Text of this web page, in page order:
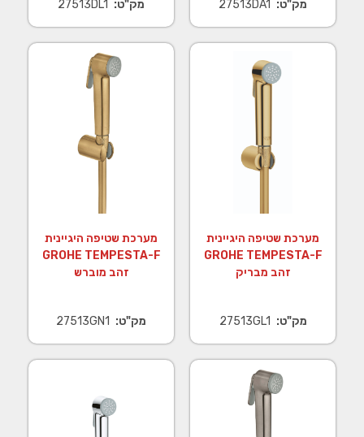
מק"ט: 27513DA1 מק"ט: 27513DL1
מערכת שטיפה היגיינית
GROHE TEMPESTA-F
זהב מבריק
מק"ט: 27513GL1
מערכת שטיפה היגיינית
GROHE TEMPESTA-F
זהב מוברש
מק"ט: 27513GN1